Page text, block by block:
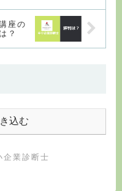
座の
？
込む
企業診断士